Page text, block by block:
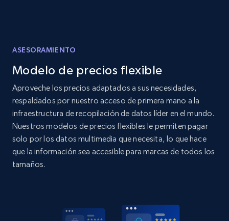
2.1K+
Amazon products global dataset -
Collecting products by keyword search
Title, Seller name, Brand, Description, Initial
price, Currency, Availability, Reviews count, and
more.
ASESORAMIENTO
Modelo de precios flexible
Aproveche los precios adaptados a sus necesidades,
respaldados por nuestro acceso de primera mano a la
infraestructura de recopilación de datos líder en el mundo.
Nuestros modelos de precios flexibles le permiten pagar
solo por los datos multimedia que necesita, lo que hace
que la información sea accesible para marcas de todos los
tamaños.